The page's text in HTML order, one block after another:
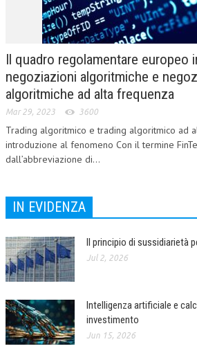
AMMINISTRATIVA
TRIBUTARIA
GIURISPRUDENZA
EUROPEA
COSTITUZIONALE
CIVILE
TRIBUTARIA
NEWS
ARCHIVIO EVENTI (FINO AL 2022)
CORSI ENTI TERZI
BOLLETTINO FINANZIAMENTI
Il quadro regolamentare europeo
negoziazioni algoritmiche e
algoritmiche ad alta frequenza
Mar 29, 2023 3600
Trading algoritmico e trading algoritmico ad
introduzione al fenomeno Con il termine
dall’abbreviazione di...
IN EVIDENZA
Il principio di sussidiarietà
Jul 2, 2026
Intelligenza artificiale e
investimento
Jun 15, 2026